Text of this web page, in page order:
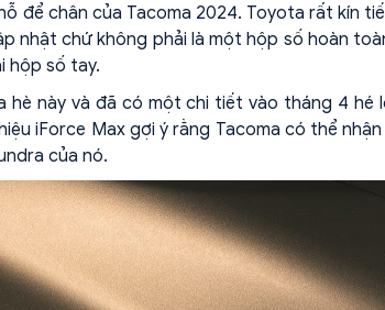
để chân của Tacoma 2024. Toyota rất kín
nhật chứ không phải là một hộp số hoàn
hộp số tay.
hè này và đã có một chi tiết vào tháng 4 hé
iForce Max gợi ý rằng Tacoma có thể
của nó.